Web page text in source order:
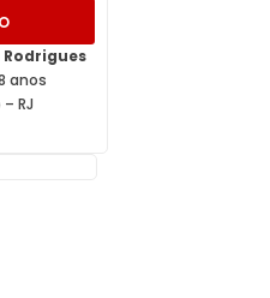
Rodrigues
anos
RJ